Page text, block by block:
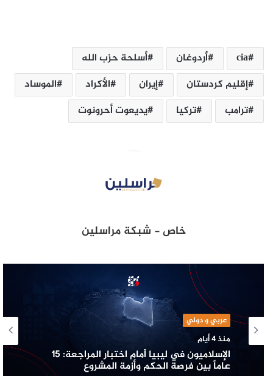
cia أردوغان
أسلحة ‏حزب الله
إقليم كردستان
إيران الأكراد
الموساد
ترامب
تركيا‎
خاص - شبكة مراسلين
عربي و دولي
منذ 4 أيام
الإسلاميون في ليبيا أمام اختبار المراجعة: 15
عاماً بين فرصة الحكم وأزمة المشروع